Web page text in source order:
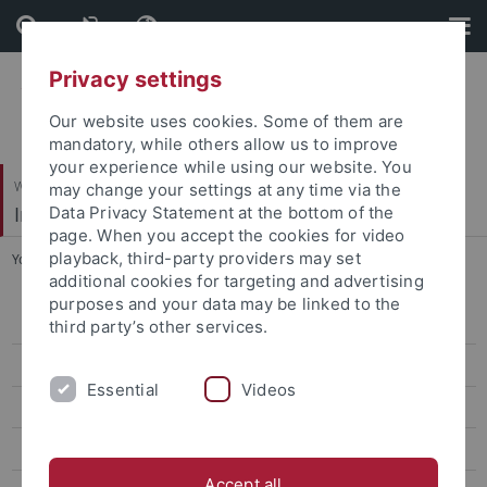
Skip
to
content
Skip
to
footer
Wirtschafts- und Sozialwissenschaftliche Fakultät
Institut für Sportwissenschaft
You are here: Startseite ... FAQs
Lehramt (B.Ed., M.Ed.)
B.Sc. Gesundheitsförderung
Privacy settings
Our website uses cookies. Some of them are
mandatory, while others allow us to improve
your experience while using our website. You
may change your settings at any time via the
Data Privacy Statement at the bottom of the
page. When you accept the cookies for video
playback, third-party providers may set
additional cookies for targeting and advertising
purposes and your data may be linked to the
third party’s other services.
Essential Videos